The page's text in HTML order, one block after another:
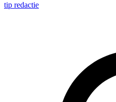
tip redactie